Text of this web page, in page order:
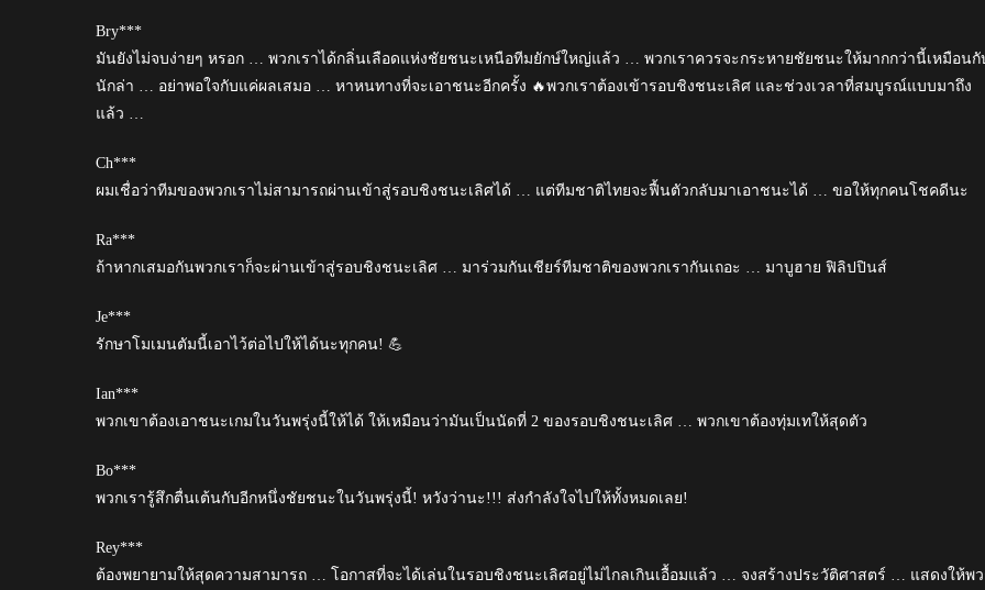
Bry***
มันยังไม่จบง่ายๆ หรอก … พวกเราได้กลิ่นเลือดแห่งชัยชนะเหนือทีมยักษ์ใหญ่แล้ว … พวกเราควรจะกระหายชัยชนะให้มากกว่านี้เหมือนกั
นักล่า … อย่าพอใจกับแค่ผลเสมอ … หาหนทางที่จะเอาชนะอีกครั้ง 🔥พวกเราต้องเข้ารอบชิงชนะเลิศ และช่วงเวลาที่สมบูรณ์แบบมาถึง
แล้ว …
Ch***
ผมเชื่อว่าทีมของพวกเราไม่สามารถผ่านเข้าสู่รอบชิงชนะเลิศได้ … แต่ทีมชาติไทยจะฟื้นตัวกลับมาเอาชนะได้ … ขอให้ทุกคนโชคดีนะ
Ra***
ถ้าหากเสมอกันพวกเราก็จะผ่านเข้าสู่รอบชิงชนะเลิศ … มาร่วมกันเชียร์ทีมชาติของพวกเรากันเถอะ … มาบูฮาย ฟิลิปปินส์
Je***
รักษาโมเมนตัมนี้เอาไว้ต่อไปให้ได้นะทุกคน! 💪
Ian***
พวกเขาต้องเอาชนะเกมในวันพรุ่งนี้ให้ได้ ให้เหมือนว่ามันเป็นนัดที่ 2 ของรอบชิงชนะเลิศ … พวกเขาต้องทุ่มเทให้สุดตัว
Bo***
พวกเรารู้สึกตื่นเต้นกับอีกหนึ่งชัยชนะในวันพรุ่งนี้! หวังว่านะ!!! ส่งกำลังใจไปให้ทั้งหมดเลย!
Rey***
ต้องพยายามให้สุดความสามารถ … โอกาสที่จะได้เล่นในรอบชิงชนะเลิศอยู่ไม่ไกลเกินเอื้อมแล้ว … จงสร้างประวัติศาสตร์ … แสดงให้พ